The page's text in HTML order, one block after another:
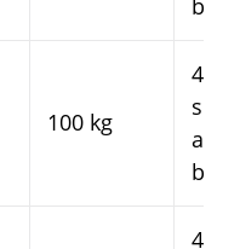
100 kg
4–7
4–7